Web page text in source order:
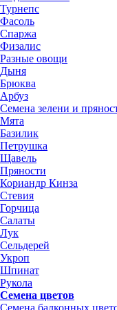
Турнепс
Фасоль
Спаржа
Физалис
Разные овощи
Дыня
Брюква
Арбуз
Семена зелени и
Мята
Базилик
Петрушка
Щавель
Пряности
Кориандр Кинза
Стевия
Горчица
Салаты
Лук
Сельдерей
Укроп
Шпинат
Рукола
Семена цветов
Семена балконных